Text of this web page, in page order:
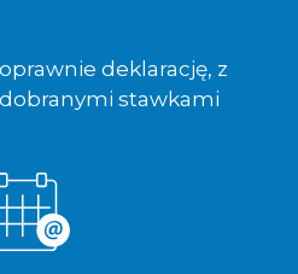
deklarację, z
stawkami